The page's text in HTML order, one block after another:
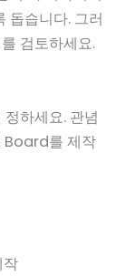
돕습니다. 그러
검토하세요.
하세요. 관념
Board를 제작